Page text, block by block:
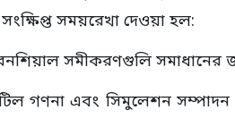
সময়রেখা দেওয়া হল:
সমীকরণগুলি সমাধানের
গণনা এবং সিমুলেশন সম্পাদন